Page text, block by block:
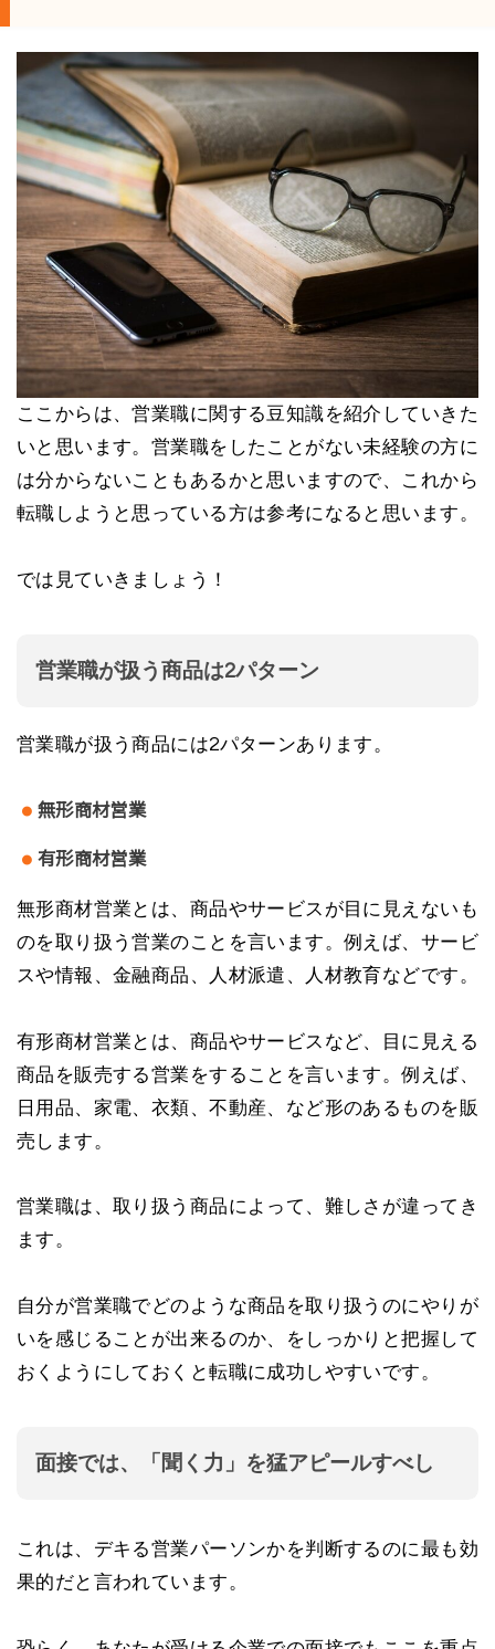
ここからは、営業職に関する豆知識を紹介していきた
いと思います。営業職をしたことがない未経験の方に
は分からないこともあるかと思いますので、これから
転職しようと思っている方は参考になると思います。
では見ていきましょう！
営業職が扱う商品は2パターン
営業職が扱う商品には2パターンあります。
無形商材営業
有形商材営業
無形商材営業とは、商品やサービスが目に見えないも
のを取り扱う営業のことを言います。例えば、サービ
スや情報、金融商品、人材派遣、人材教育などです。
有形商材営業とは、商品やサービスなど、目に見える
商品を販売する営業をすることを言います。例えば、
日用品、家電、衣類、不動産、など形のあるものを販
売します。
営業職は、取り扱う商品によって、難しさが違ってき
ます。
自分が営業職でどのような商品を取り扱うのにやりが
いを感じることが出来るのか、をしっかりと把握して
おくようにしておくと転職に成功しやすいです。
面接では、「聞く力」を猛アピールすべし
これは、デキる営業パーソンかを判断するのに最も効
果的だと言われています。